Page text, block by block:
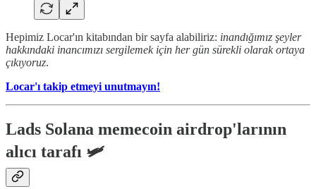
Hepimiz Locar'ın kitabından bir sayfa alabiliriz: inandığımız şeyler
hakkındaki inancımızı sergilemek için her gün sürekli olarak ortaya
çıkıyoruz.
Locar'ı takip etmeyi unutmayın!
Lads Solana memecoin airdrop'larının
alıcı tarafı 🛩️